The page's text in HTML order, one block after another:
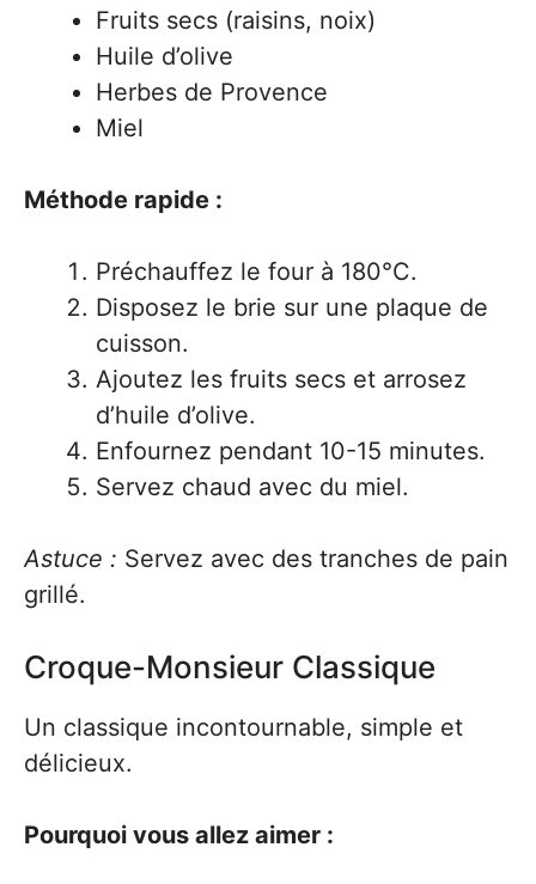
Fruits secs (raisins, noix)
Huile d’olive
Herbes de Provence
Miel
Méthode rapide :
Préchauffez le four à 180°C.
Disposez le brie sur une plaque de
cuisson.
Ajoutez les fruits secs et arrosez
d’huile d’olive.
Enfournez pendant 10-15 minutes.
Servez chaud avec du miel.
Astuce : Servez avec des tranches de pain
grillé.
Croque-Monsieur Classique
Un classique incontournable, simple et
délicieux.
Pourquoi vous allez aimer :